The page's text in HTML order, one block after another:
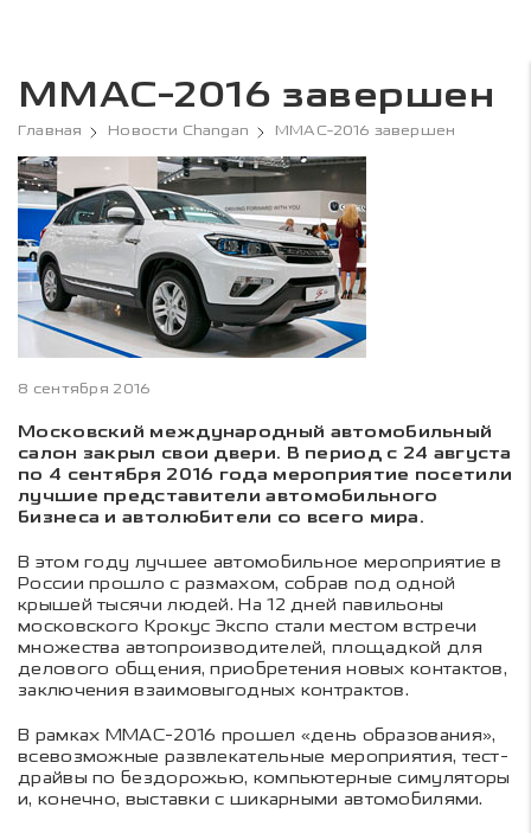
ММАС-2016 завершен
Главная Новости Changan ММАС-2016 завершен
8 сентября 2016
Московский международный автомобильный
салон закрыл свои двери. В период с 24 августа
по 4 сентября 2016 года мероприятие посетили
лучшие представители автомобильного
бизнеса и автолюбители со всего мира.
В этом году лучшее автомобильное мероприятие в
России прошло с размахом, собрав под одной
крышей тысячи людей. На 12 дней павильоны
московского Крокус Экспо стали местом встречи
множества автопроизводителей, площадкой для
делового общения, приобретения новых контактов,
заключения взаимовыгодных контрактов.
В рамках ММАС-2016 прошел «день образования»,
всевозможные развлекательные мероприятия, тест-
драйвы по бездорожью, компьютерные симуляторы
и, конечно, выставки с шикарными автомобилями.